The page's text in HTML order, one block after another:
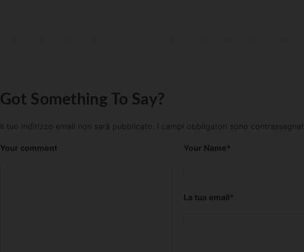
Got Something To Say?
Il tuo indirizzo email non sarà pubblicato. I campi obbligatori sono contrassegnati
Your comment Your Name*
La tua email*